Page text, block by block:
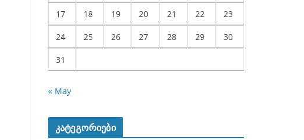
17 18 19 20 21 22 23
24 25 26 27 28 29 30
31
« May
კატეგორიები